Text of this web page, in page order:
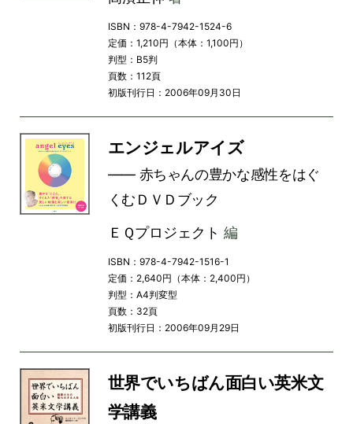
ISBN：978-4-7942-1524-6
定価：1,210円（本体：1,100円）
判型：B5判
頁数：112頁
初版刊行日：2006年09月30日
エンジェルアイズ
―― 赤ちゃんの豊かな感性をはぐ
くむＤＶＤブック
ＥＱプロジェクト 編
ISBN：978-4-7942-1516-1
定価：2,640円（本体：2,400円）
判型：A4判変型
頁数：32頁
初版刊行日：2006年09月29日
世界でいちばん面白い英米文
学講義